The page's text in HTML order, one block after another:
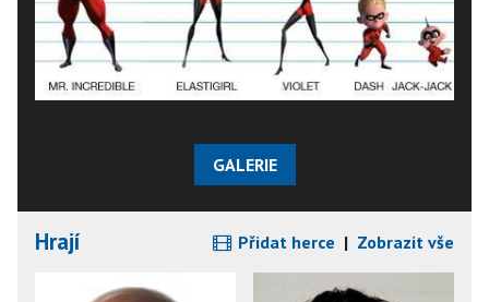
GALERIE
Hrají Přidat herce | Zobrazit vše